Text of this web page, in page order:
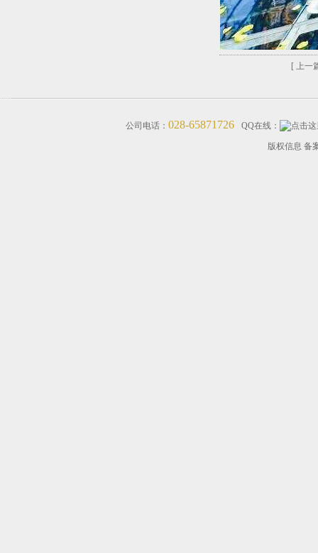
[ 上一
公司电话： 028-65871726 QQ在线：
版权信息 备